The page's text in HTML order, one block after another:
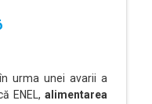
urma unei avarii a
ENEL,alimentarea